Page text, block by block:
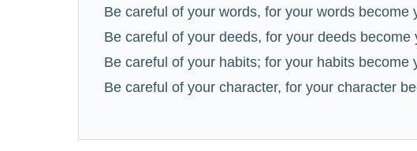
Be careful of your words, for your words become
Be careful of your deeds, for your deeds become
Be careful of your habits; for your habits become
Be careful of your character, for your character